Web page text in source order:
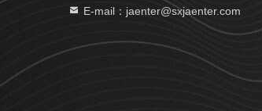
E-mail：jaenter@sxjaenter.com